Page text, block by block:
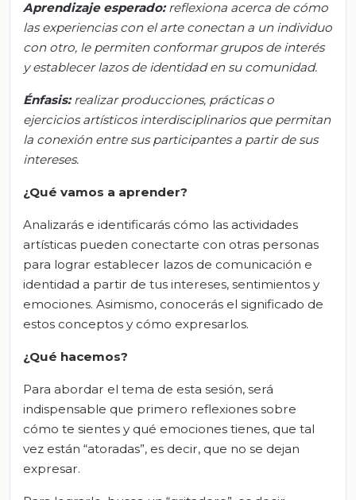
Aprendizaje esperado:reflexiona acerca de cómo
las experiencias con el arte conectan a un individuo
con otro, le permiten conformar grupos de interés
y establecer lazos de identidad en su comunidad.
Énfasis:realizar producciones, prácticas o
ejercicios artísticos interdisciplinarios que permitan
la conexión entre sus participantes a partir de sus
intereses.
¿Qué vamos a aprender?
Analizarás e identificarás cómo las actividades
artísticas pueden conectarte con otras personas
para lograr establecer lazos de comunicación e
identidad a partir de tus intereses, sentimientos y
emociones. Asimismo, conocerás el significado de
estos conceptos y cómo expresarlos.
¿Qué hacemos?
Para abordar el tema de esta sesión, será
indispensable que primero reflexiones sobre
cómo te sientes y qué emociones tienes, que tal
vez están “atoradas”, es decir, que no se dejan
expresar.